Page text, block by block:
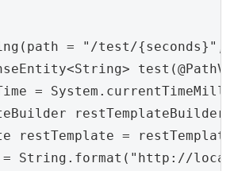
= "/test/{seconds}",
=
restTemplateBuilder
restTemplate =
String.format("http://